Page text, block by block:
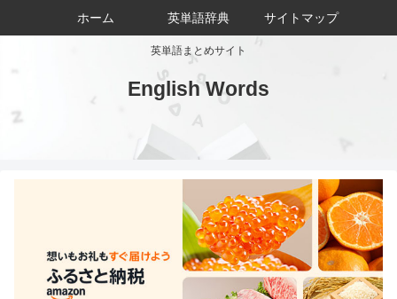
英単語まとめサイト
English Words
ホーム 英単語辞典 サイトマップ